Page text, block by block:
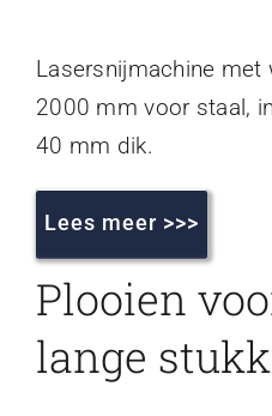
Lasersnijmachine met
2000 mm voor staal,
40 mm dik.
Lees meer >>>
Plooien
lange